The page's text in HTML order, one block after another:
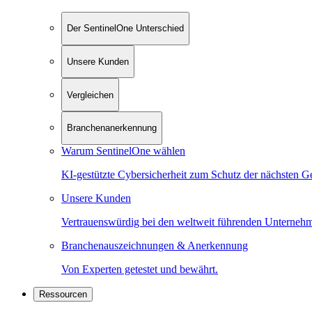
Der SentinelOne Unterschied
Unsere Kunden
Vergleichen
Branchenanerkennung
Warum SentinelOne wählen
KI-gestützte Cybersicherheit zum Schutz der nächsten
Unsere Kunden
Vertrauenswürdig bei den weltweit führenden
Branchenauszeichnungen & Anerkennung
Von Experten getestet und bewährt.
Ressourcen